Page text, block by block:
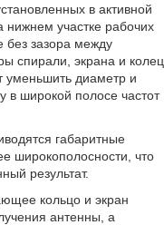
в активной
нижнем участке рабочих
без зазора между
спирали, экрана и колец
уменьшить диаметр и
в широкой полосе частот
габаритные
широкополосности, что
результат.
кольцо и экран
антенны, а